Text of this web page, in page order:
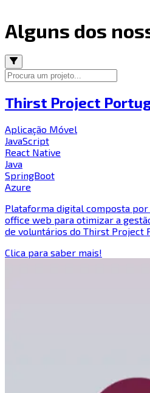
Alguns dos
Thirst Project
Aplicação Móvel
JavaScript
React Native
Java
SpringBoot
Azure
Plataforma digital composta
office web para otimizar a
de voluntários do Thirst Project
Clica para saber mais!